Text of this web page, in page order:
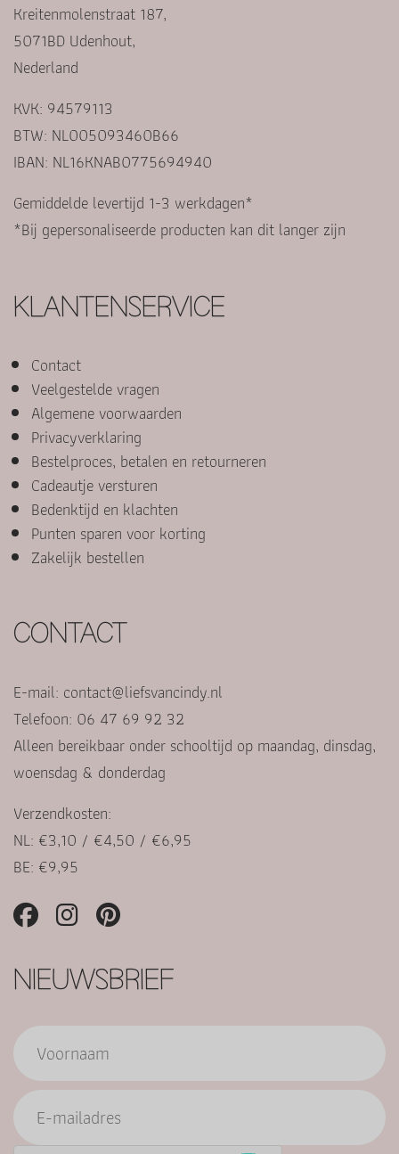
Kreitenmolenstraat 187,
5071BD Udenhout,
Nederland
KVK: 94579113
BTW: NL005093460B66
IBAN: NL16KNAB0775694940
Gemiddelde levertijd 1-3 werkdagen*
*Bij gepersonaliseerde producten kan dit langer zijn
KLANTENSERVICE
Contact
Veelgestelde vragen
Algemene voorwaarden
Privacyverklaring
Bestelproces, betalen en retourneren
Cadeautje versturen
Bedenktijd en klachten
Punten sparen voor korting
Zakelijk bestellen
CONTACT
E-mail: contact@liefsvancindy.nl
Telefoon: 06 47 69 92 32
Alleen bereikbaar onder schooltijd op maandag, dinsdag,
woensdag & donderdag
Verzendkosten:
NL: €3,10 / €4,50 / €6,95
BE: €9,95
NIEUWSBRIEF